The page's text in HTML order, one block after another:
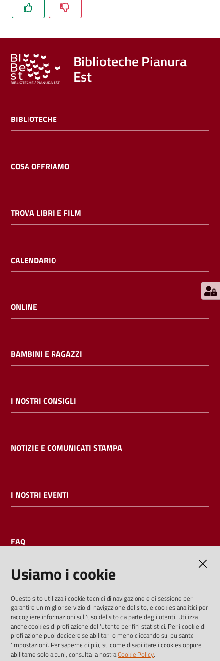
libri
film
Calendario
Bambini
E
l
i
cataloghi
bibliotecario
Biblioteche Pianura
Est
BIBLIOTECHE
COSA OFFRIAMO
TROVA LIBRI E FILM
CALENDARIO
ONLINE
BAMBINI E RAGAZZI
I NOSTRI CONSIGLI
NOTIZIE E COMUNICATI STAMPA
I NOSTRI EVENTI
FAQ
I dati personali pubblicati sono riutilizzabili solo alle condizioni
previste dalla direttiva comunitaria 2003/98/CE e dal d.lgs.
36/2006
Usiamo i cookie
Questo sito utilizza i cookie tecnici di navigazione e di sessione per
garantire un miglior servizio di navigazione del sito, e cookies analitici per
raccogliere informazioni sull'uso del sito da parte degli utenti. Utilizza
anche cookies di profilazione dell'utente per fini statistici. Per i cookie di
profilazione puoi decidere se abilitarli o meno cliccando sul pulsante
'Impostazioni'. Per saperne di più, su come disabilitare i cookies oppure
abilitarne solo alcuni, consulta la nostraCookie Policy.